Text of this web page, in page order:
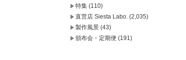
特集 (110)
直営店 Siesta Labo. (2,035)
製作風景 (43)
頒布会・定期便 (191)